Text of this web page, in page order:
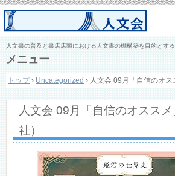
人文書の普及と書店店頭における人文書の棚構築を目的とす
メニュー
ン
ン
キ
トップ › Uncategorized › 人文会 09月「自信のオス
人文会 09月「自信のオスス
社）